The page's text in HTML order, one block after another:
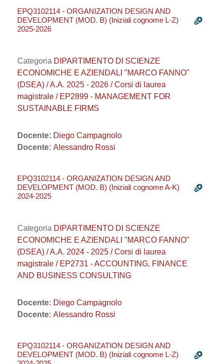
EPQ3102114 - ORGANIZATION DESIGN AND
DEVELOPMENT (MOD. B) (Iniziali cognome L-Z)
2025-2026
Categoria DIPARTIMENTO DI SCIENZE
ECONOMICHE E AZIENDALI "MARCO FANNO"
(DSEA) / A.A. 2025 - 2026 / Corsi di laurea
magistrale / EP2899 - MANAGEMENT FOR
SUSTAINABLE FIRMS
Docente: Diego Campagnolo
Docente: Alessandro Rossi
EPQ3102114 - ORGANIZATION DESIGN AND
DEVELOPMENT (MOD. B) (Iniziali cognome A-K)
2024-2025
Categoria DIPARTIMENTO DI SCIENZE
ECONOMICHE E AZIENDALI "MARCO FANNO"
(DSEA) / A.A. 2024 - 2025 / Corsi di laurea
magistrale / EP2731 - ACCOUNTING, FINANCE
AND BUSINESS CONSULTING
Docente: Diego Campagnolo
Docente: Alessandro Rossi
EPQ3102114 - ORGANIZATION DESIGN AND
DEVELOPMENT (MOD. B) (Iniziali cognome L-Z)